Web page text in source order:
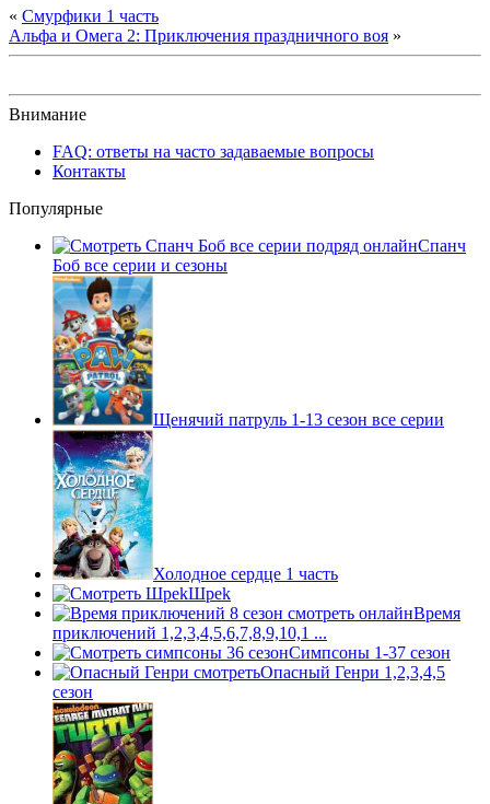
« Смурфики 1 часть
Альфа и Омега 2: Приключения праздничного воя »
Внимание
FAQ: ответы на часто задаваемые вопросы
Контакты
Популярные
Спанч
Боб все серии и сезоны
Щенячий патруль 1-13 сезон все серии
Холодное сердце 1 часть
Шpek
Время
приключений 1,2,3,4,5,6,7,8,9,10,1 ...
Симпсоны 1-37 сезон
Опасный Генри 1,2,3,4,5
сезон